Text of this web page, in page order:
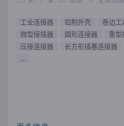
工业连接器 铝制外壳 卷边工
微型接插器
圆形连接器
重型
压接连接器
长方形插塞连接器
...